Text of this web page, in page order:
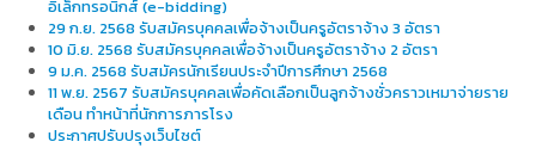
อิเล็กทรอนิกส์ (e-bidding)
29 ก.ย. 2568 รับสมัครบุคคลเพื่อจ้างเป็นครูอัตราจ้าง 3 อัตรา
10 มิ.ย. 2568 รับสมัครบุคคลเพื่อจ้างเป็นครูอัตราจ้าง 2 อัตรา
9 ม.ค. 2568 รับสมัครนักเรียนประจำปีการศึกษา 2568
11 พ.ย. 2567 รับสมัครบุคคลเพื่อคัดเลือกเป็นลูกจ้างชั่วคราวเหมาจ่ายราย
เดือน ทำหน้าที่นักการภารโรง
ประกาศปรับปรุงเว็บไซต์